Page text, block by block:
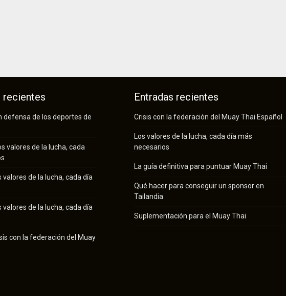
recientes
defensa de los deportes de
valores de la lucha, cada
valores de la lucha, cada día
valores de la lucha, cada día
con la federación del Muay
Entradas recientes
Crisis con la federación del Muay Thai Español
Los valores de la lucha, cada día más
necesarios
La guía definitiva para puntuar Muay Thai
Qué hacer para conseguir un sponsor en
Tailandia
Suplementación para el Muay Thai